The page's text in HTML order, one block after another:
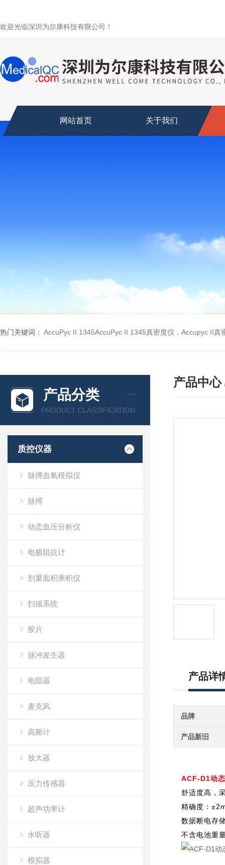
欢迎光临深圳为尔康科技有限公司！
网站首页 关于我们
热门关键词： AccuPyc II 1345AccuPyc II 1345真密度仪，Accupyc II真
产品分类
PRODUCT CLASSIFICATION
质控仪器
脉搏血氧模拟仪
脉搏
动态血压分析仪
电极阻抗计
剂量面积乘积仪
扫描系统
胶片
脉冲发生器
电阻器
麦克风
高斯计
放大器
压力传感器
超声功率计
水听器
模拟器
产品中心
产品详
品牌
产品新旧
ACF-D1动
舒适度高，
精确度：
数据断电存
不含电池重